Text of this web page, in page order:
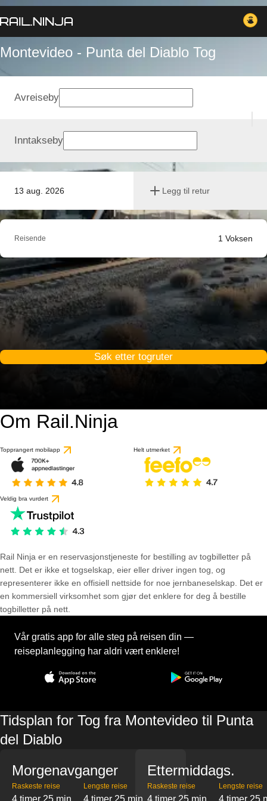
Montevideo - Punta del Diablo Tog
13 aug. 2026 Legg til retur
Avreiseby
Inntakseby
Reisende 1 Voksen
Søk etter togruter
Om Rail.Ninja
Topprangert mobilapp Helt utmerket
Veldig bra vurdert
Rail Ninja er en reservasjons­tjeneste for bestilling av togbilletter på
nett. Det er ikke et togselskap, eier eller driver ingen tog, og
representerer ikke en offisiell nettside for noe jernbaneselskap. Det er
en kommersiell virksomhet som gjør det enklere for deg å bestille
togbilletter på nett.
Vår gratis app for alle steg på reisen din —
reiseplanlegging har aldri vært enklere!
Tidsplan for Tog fra Montevideo til Punta
del Diablo
Morgenavganger
Raskeste reise
4 timer 25 min
Lengste reise
4 timer 25 min
Ettermiddags.
Raskeste reise
4 timer 25 min
Lengste reise
4 timer 25